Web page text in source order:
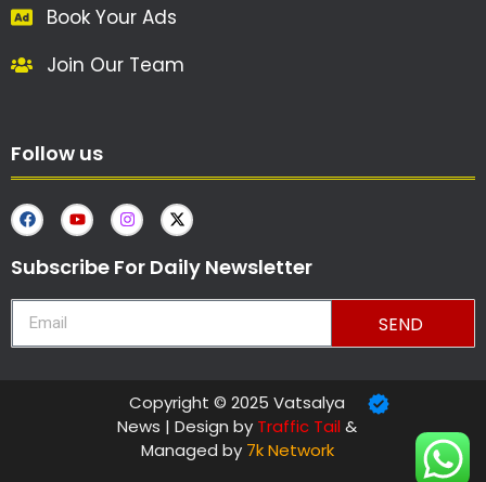
Book Your Ads
Join Our Team
Follow us
Subscribe For Daily Newsletter
SEND
Copyright © 2025 Vatsalya
News | Design by Traffic Tail&
Managed by 7k Network